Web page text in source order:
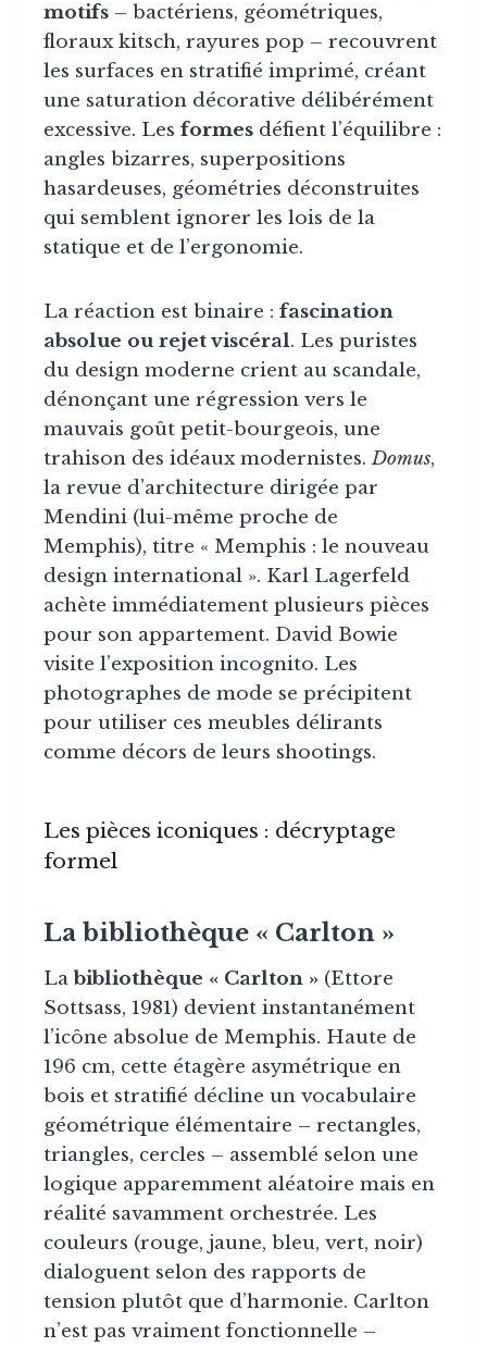
motifs – bactériens, géométriques,
floraux kitsch, rayures pop – recouvrent
les surfaces en stratifié imprimé, créant
une saturation décorative délibérément
excessive. Les formes défient l’équilibre :
angles bizarres, superpositions
hasardeuses, géométries déconstruites
qui semblent ignorer les lois de la
statique et de l’ergonomie.
La réaction est binaire : fascination
absolue ou rejet viscéral. Les puristes
du design moderne crient au scandale,
dénonçant une régression vers le
mauvais goût petit-bourgeois, une
trahison des idéaux modernistes.Domus,
la revue d’architecture dirigée par
Mendini (lui-même proche de
Memphis), titre « Memphis : le nouveau
design international ». Karl Lagerfeld
achète immédiatement plusieurs pièces
pour son appartement. David Bowie
visite l’exposition incognito. Les
photographes de mode se précipitent
pour utiliser ces meubles délirants
comme décors de leurs shootings.
Les pièces iconiques : décryptage
formel
La bibliothèque « Carlton »
Labibliothèque « Carlton » (Ettore
Sottsass, 1981) devient instantanément
l’icône absolue de Memphis. Haute de
196 cm, cette étagère asymétrique en
bois et stratifié décline un vocabulaire
géométrique élémentaire – rectangles,
triangles, cercles – assemblé selon une
logique apparemment aléatoire mais en
réalité savamment orchestrée. Les
couleurs (rouge, jaune, bleu, vert, noir)
dialoguent selon des rapports de
tension plutôt que d’harmonie. Carlton
n’est pas vraiment fonctionnelle –